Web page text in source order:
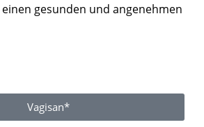
gesunden und angenehmen
Vagisan*